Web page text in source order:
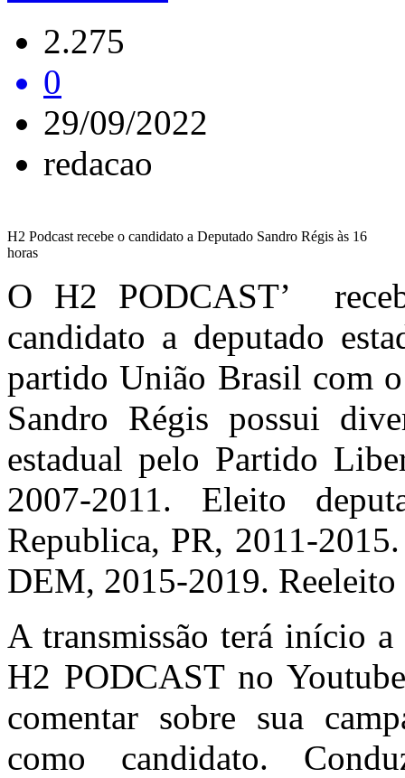
2.275
0
29/09/2022
redacao
H2 Podcast recebe o candidato a Deputado Sandro Régis às 16
horas
O H2 PODCAST’
candidato a deputado
partido União Brasil com
Sandro Régis possui
estadual pelo Partido
2007-2011. Eleito
Republica, PR, 2011-
DEM, 2015-2019.
A transmissão terá início
H2 PODCAST no Youtube
comentar sobre sua
como candidato.